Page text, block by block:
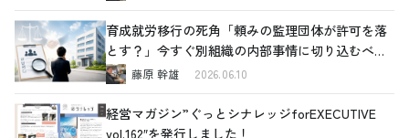
育成就労移行の死角「頼みの監理団体が許可を落
とす？」今すぐ別組織の内部事情に切り込むべき
理由と、確認すべき4つの重要ポイント
藤原 幹雄 2026.06.10
経営マガジン”ぐっとシナレッジforEXECUTIVE
vol.162″を発行しました！